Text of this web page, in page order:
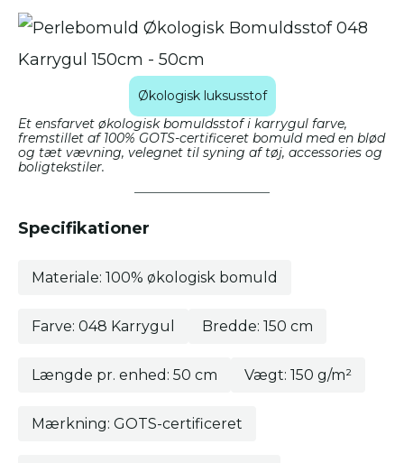
Økologisk luksusstof
Et ensfarvet økologisk bomuldsstof i karrygul farve,
fremstillet af 100% GOTS-certificeret bomuld med en blød
og tæt vævning, velegnet til syning af tøj, accessories og
boligtekstiler.
Specifikationer
Materiale: 100% økologisk bomuld
Farve: 048 Karrygul Bredde: 150 cm
Længde pr. enhed: 50 cm Vægt: 150 g/m²
Mærkning: GOTS-certificeret